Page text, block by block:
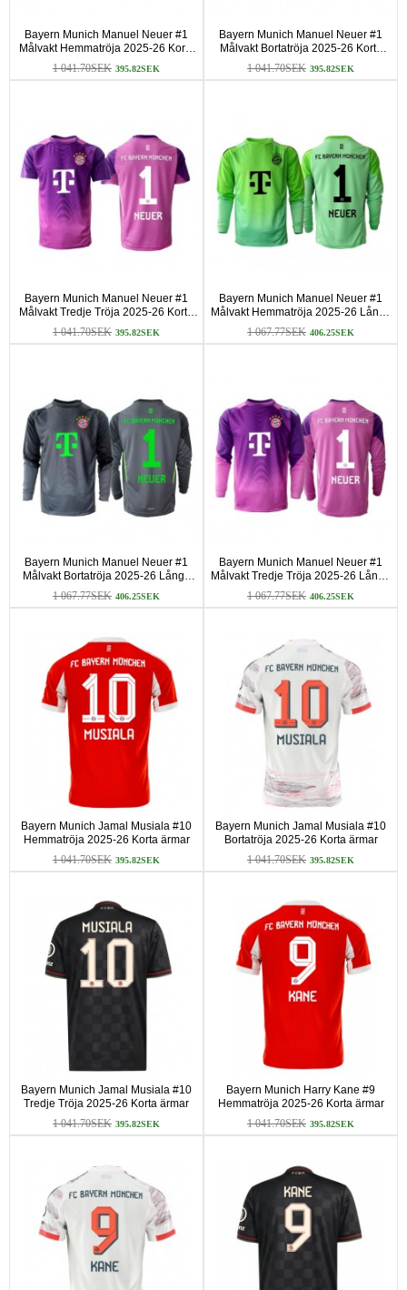
Bayern Munich Manuel Neuer #1
Målvakt Hemmatröja 2025-26 Korta
ärmar
1 041.70SEK 395.82SEK
Bayern Munich Manuel Neuer #1
Målvakt Bortatröja 2025-26 Korta
ärmar
1 041.70SEK 395.82SEK
Bayern Munich Manuel Neuer #1
Målvakt Tredje Tröja 2025-26 Korta
ärmar
1 041.70SEK 395.82SEK
Bayern Munich Manuel Neuer #1
Målvakt Hemmatröja 2025-26 Långa
ärmar
1 067.77SEK 406.25SEK
Bayern Munich Manuel Neuer #1
Målvakt Bortatröja 2025-26 Långa
ärmar
1 067.77SEK 406.25SEK
Bayern Munich Manuel Neuer #1
Målvakt Tredje Tröja 2025-26 Långa
ärmar
1 067.77SEK 406.25SEK
Bayern Munich Jamal Musiala #10
Hemmatröja 2025-26 Korta ärmar
1 041.70SEK 395.82SEK
Bayern Munich Jamal Musiala #10
Bortatröja 2025-26 Korta ärmar
1 041.70SEK 395.82SEK
Bayern Munich Jamal Musiala #10
Tredje Tröja 2025-26 Korta ärmar
1 041.70SEK 395.82SEK
Bayern Munich Harry Kane #9
Hemmatröja 2025-26 Korta ärmar
1 041.70SEK 395.82SEK